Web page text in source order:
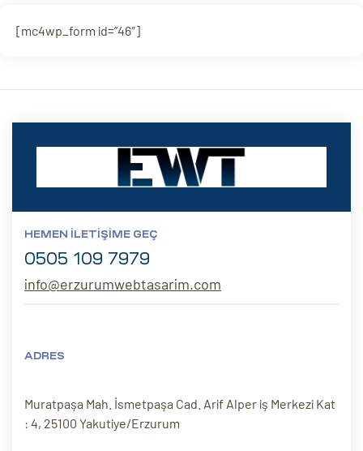
[mc4wp_form id=”46″]
HEMEN İLETIŞIME GEÇ
0505 109 7979
info@erzurumwebtasarim.com
ADRES
Muratpaşa Mah. İsmetpaşa Cad. Arif Alper iş Merkezi Kat
: 4, 25100 Yakutiye/Erzurum